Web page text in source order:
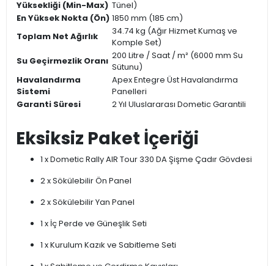
Yüksekliği (Min-Max) Tünel)
En Yüksek Nokta (Ön) 1850 mm (185 cm)
Toplam Net Ağırlık
34.74 kg (Ağır Hizmet Kumaş ve
Komple Set)
Su Geçirmezlik Oranı 200 Litre / Saat / m² (6000 mm Su
Sütunu)
Havalandırma
Sistemi
Apex Entegre Üst Havalandırma
Panelleri
Garanti Süresi
2 Yıl Uluslararası Dometic Garantili
Eksiksiz Paket İçeriği
1 x Dometic Rally AIR Tour 330 DA Şişme Çadır Gövdesi
2 x Sökülebilir Ön Panel
2 x Sökülebilir Yan Panel
1 x İç Perde ve Güneşlik Seti
1 x Kurulum Kazık ve Sabitleme Seti